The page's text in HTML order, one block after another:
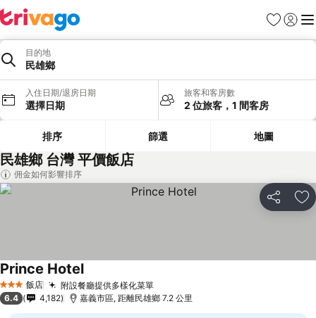
我的最愛
登入 選
目的地
民雄鄉
入住日期/退房日期
選擇日期
旅客和客房數
2 位旅客，1 間客房
排序 篩選 地圖
民雄鄉 台灣 平價飯店
佣金如何影響排序
分享 加
3 星級 飯店 附設餐廳提供多樣化菜單
Prince Hotel
6.4 4,182 嘉義市區, 距離民雄鄉 7.2 公里